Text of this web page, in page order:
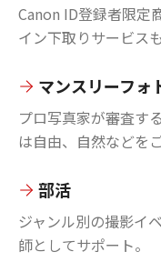
Canon ID登録者限定
イン下取りサービス
マンスリーフォ
プロ写真家が審査す
は自由、自然などを
部活
ジャンル別の撮影イ
師としてサポート。